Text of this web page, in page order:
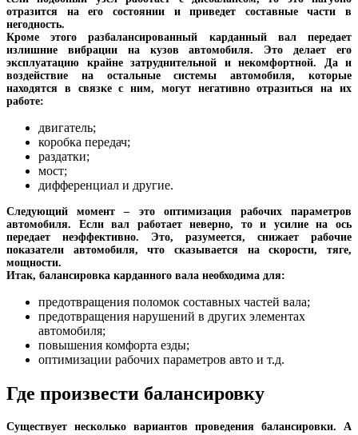
отразится на его состоянии и приведет составные части в
негодность.
Кроме этого разбалансированный карданный вал передает
излишние вибрации на кузов автомобиля. Это делает его
эксплуатацию крайне затруднительной и некомфортной. Да и
воздействие на остальные системы автомобиля, которые
находятся в связке с ним, могут негативно отразиться на их
работе:
двигатель;
коробка передач;
раздатки;
мост;
дифференциал и другие.
Следующий момент – это оптимизация рабочих параметров
автомобиля. Если вал работает неверно, то и усилие на ось
передает неэффективно. Это, разумеется, снижает рабочие
показатели автомобиля, что сказывается на скорости, тяге,
мощности.
Итак, балансировка карданного вала необходима для:
предотвращения поломок составных частей вала;
предотвращения нарушений в других элементах
автомобиля;
повышения комфорта езды;
оптимизации рабочих параметров авто и т.д.
Где произвести балансировку
Существует несколько вариантов проведения балансировки. А